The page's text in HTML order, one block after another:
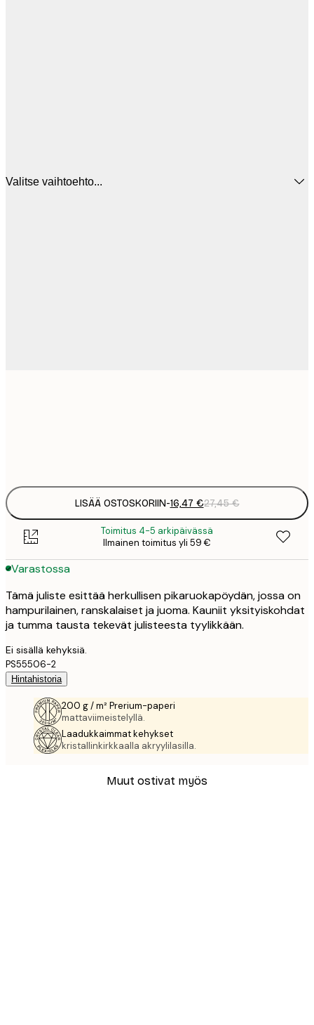
Valitse vaihtoehto...
LISÄÄ OSTOSKORIIN-16,47 €27,45 €
Toimitus 4-5 arkipäivässä
Ilmainen toimitus yli 59 €
Varastossa
Tämä juliste esittää herkullisen pikaruokapöydän, jossa on
hampurilainen, ranskalaiset ja juoma. Kauniit yksityiskohdat
ja tumma tausta tekevät julisteesta tyylikkään.
Ei sisällä kehyksiä.
PS55506-2
Hintahistoria
200 g / m² Prerium-paperi
mattaviimeistelyllä.
Laadukkaimmat kehykset
kristallinkirkkaalla akryylilasilla.
Muut ostivat myös